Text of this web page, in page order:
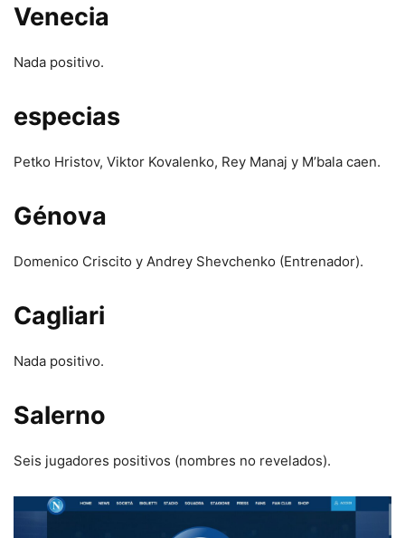
Venecia
Nada positivo.
especias
Petko Hristov, Viktor Kovalenko, Rey Manaj y M’bala caen.
Génova
Domenico Criscito y Andrey Shevchenko (Entrenador).
Cagliari
Nada positivo.
Salerno
Seis jugadores positivos (nombres no revelados).